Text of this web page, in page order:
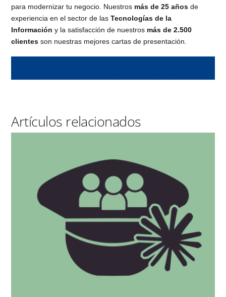
para modernizar tu negocio. Nuestros más de 25 años de
experiencia en el sector de lasTecnologías de la
Información y la satisfacción de nuestros más de 2.500
clientesson nuestras mejores cartas de presentación.